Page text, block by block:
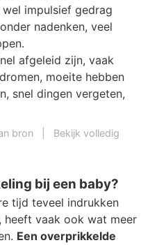
impulsief gedrag
nadenken, veel
afgeleid zijn, vaak
moeite hebben
snel dingen vergeten,
bron
Bekijk volledig
bij een baby?
tijd teveel indrukken
heeft vaak ook wat meer
Een overprikkelde